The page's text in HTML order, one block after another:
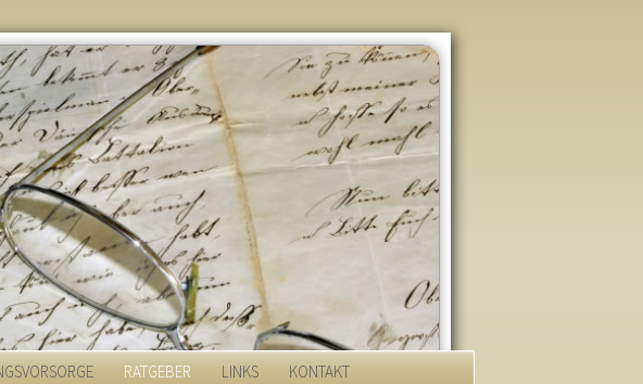
NAVIGATION
ÜBERSPRINGEN RATGEBER LINKS KONTAKT